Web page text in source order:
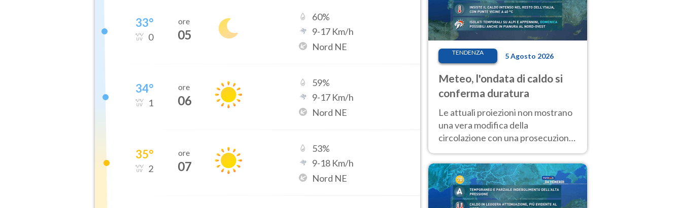
33°
0
ore
05
60%
9-17 Km/h
Nord NE
34°
1
ore
06
59%
9-17 Km/h
Nord NE
35°
2
ore
07
53%
9-18 Km/h
Nord NE
TENDENZA 5 Agosto 2026
Meteo, l'ondata di caldo si
conferma duratura
Le attuali proiezioni non mostrano
una vera modifica della
circolazione con una prosecuzione
giorni, compresa la settimana di
Ferragosto